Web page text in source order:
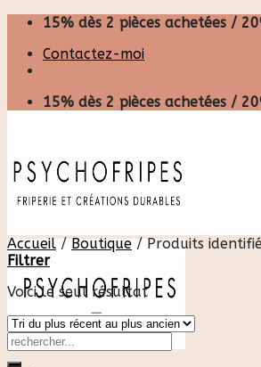
Skip
content
15% dès 2 pièces achetées /
Contactez-moi
15% dès 2 pièces achetées /
Accueil / Boutique /Produits
Filtrer
Voici le seul résultat